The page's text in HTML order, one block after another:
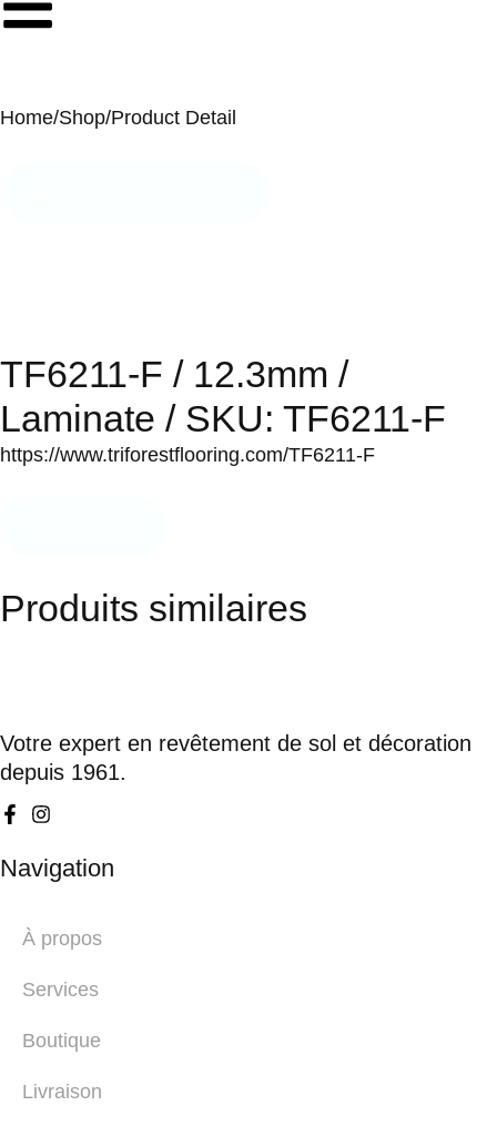
Home/Shop/Product Detail
TF6211-F / 12.3mm /
Laminate / SKU: TF6211-F
https://www.triforestflooring.com/TF6211-F
Produits similaires
Votre expert en revêtement de sol et décoration
depuis 1961.
Navigation
À propos
Services
Boutique
Livraison